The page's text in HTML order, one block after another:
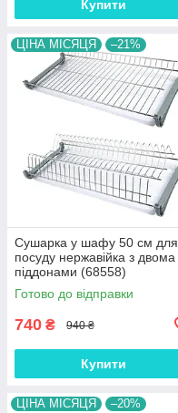
Купити
ЦІНА МІСЯЦЯ –21%
Сушарка у шафу 50 см для
посуду нержавійка з двома
піддонами (68558)
Готово до відправки
740 ₴ 940 ₴
Купити
ЦІНА МІСЯЦЯ –20%